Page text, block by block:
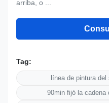
arriba, o ...
Tag:
línea de pintura
90min fijó la cadena